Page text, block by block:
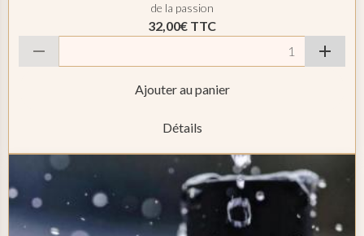
de la passion
32,00€ TTC
Ajouter au panier
Détails